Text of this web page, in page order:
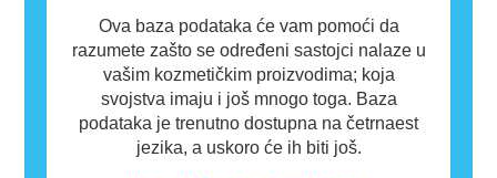
Ova baza podataka će vam pomoći da
razumete zašto se određeni sastojci nalaze u
vašim kozmetičkim proizvodima; koja
svojstva imaju i još mnogo toga. Baza
podataka je trenutno dostupna na četrnaest
jezika, a uskoro će ih biti još.